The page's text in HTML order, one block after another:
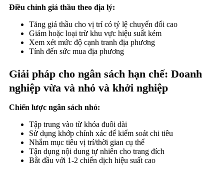
Điều chỉnh giá thầu theo địa lý:
Tăng giá thầu cho vị trí có tỷ lệ chuyển đổi cao
Giảm hoặc loại trừ khu vực hiệu suất kém
Xem xét mức độ cạnh tranh địa phương
Tính đến sức mua địa phương
Giải pháp cho ngân sách hạn chế: Doanh
nghiệp vừa và nhỏ và khởi nghiệp
Chiến lược ngân sách nhỏ:
Tập trung vào từ khóa đuôi dài
Sử dụng khớp chính xác để kiểm soát chi tiêu
Nhắm mục tiêu vị trí/thời gian cụ thể
Tận dụng nội dung tự nhiên cho trang đích
Bắt đầu với 1-2 chiến dịch hiệu suất cao